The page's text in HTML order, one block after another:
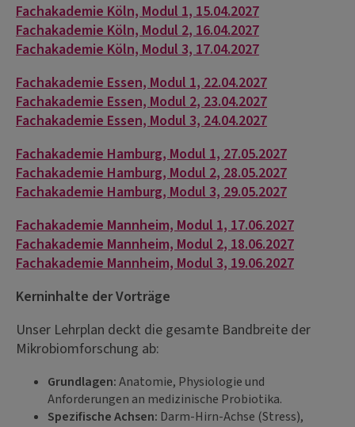
Fachakademie Köln, Modul 1, 15.04.2027
Fachakademie Köln, Modul 2, 16.04.2027
Fachakademie Köln, Modul 3, 17.04.2027
Fachakademie Essen, Modul 1, 22.04.2027
Fachakademie Essen, Modul 2, 23.04.2027
Fachakademie Essen, Modul 3, 24.04.2027
Fachakademie Hamburg, Modul 1, 27.05.2027
Fachakademie Hamburg, Modul 2, 28.05.2027
Fachakademie Hamburg, Modul 3, 29.05.2027
Fachakademie Mannheim, Modul 1, 17.06.2027
Fachakademie Mannheim, Modul 2, 18.06.2027
Fachakademie Mannheim, Modul 3, 19.06.2027
Kerninhalte der Vorträge
Unser Lehrplan deckt die gesamte Bandbreite der
Mikrobiomforschung ab:
Grundlagen:Anatomie, Physiologie und
Anforderungen an medizinische Probiotika.
Spezifische Achsen: Darm-Hirn-Achse (Stress),